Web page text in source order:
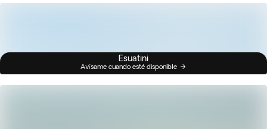
Esuatini
Avísame cuando esté disponible